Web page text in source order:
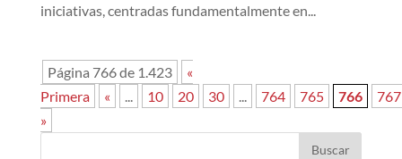
iniciativas, centradas fundamentalmente en...
Página 766 de 1.423
«
Primera
« ... 10 20 30 ... 764 765 766
767
»
Buscar